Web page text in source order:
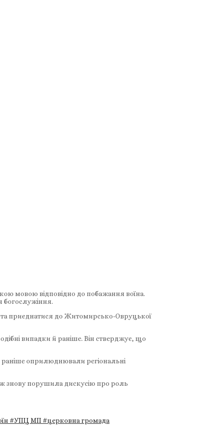
мовою відповідно до побажання воїна.
богослужіння.
та приєднатися до Житомирсько-Овруцької
випадки й раніше. Він стверджує, що
раніше оприлюднювали регіональні
знову порушила дискусію про роль
#УПЦ МП#церковна громада